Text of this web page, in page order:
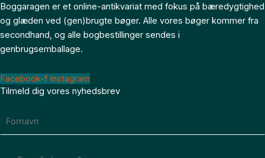
Boggaragen er et online-antikvariat med fokus på bæredygtighed
og glæden ved (gen)brugte bøger. Alle vores bøger kommer fra
secondhand, og alle bogbestillinger sendes i
genbrugsemballage.
Facebook-f Instagram
Tilmeld dig vores nyhedsbrev